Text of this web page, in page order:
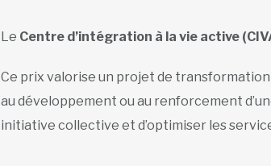
Le Centre d’intégration à la vie active
Ce prix valorise un projet de
au développement ou au renforcement
initiative collective et d’optimiser les